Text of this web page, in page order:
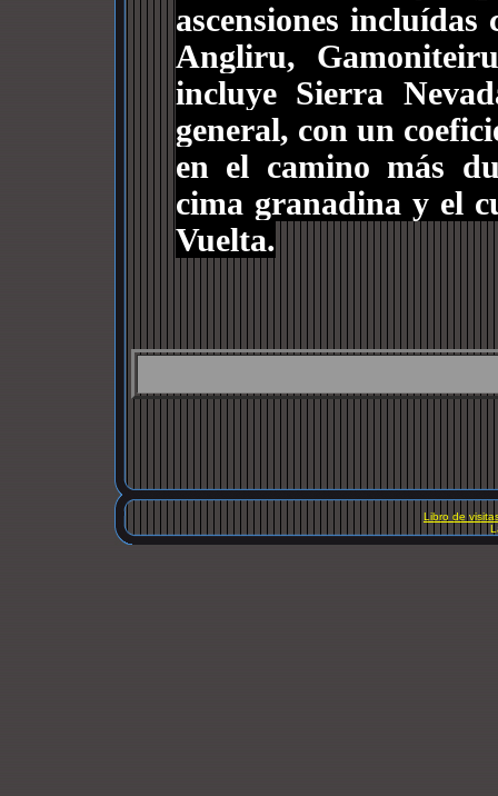
ascensiones
Angliru,
incluye Sierra
general, con un
en el camino más
cima granadina y el
Vuelta.
Libro de